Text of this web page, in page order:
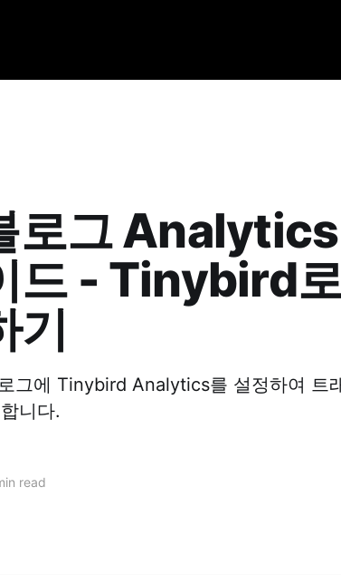
로그 Analytics
드 - Tinybird
기
그에 Tinybird Analytics를 설정하여 트
니다.
read